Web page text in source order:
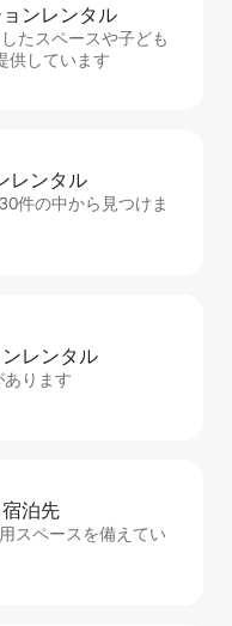
ンレ⁠ン⁠タ⁠ル
たスペースや子ども
供しています
レ⁠ン⁠タ⁠ル
件の中から見つけま
レ⁠ン⁠タ⁠ル
ります
泊⁠先
スペースを備えてい